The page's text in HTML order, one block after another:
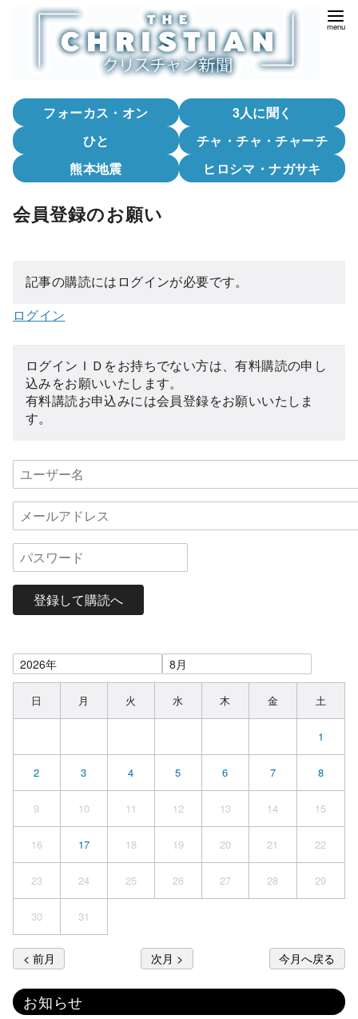
フォーカス・オン
3人に聞く
ひと
チャ・チャ・チャーチ
熊本地震
ヒロシマ・ナガサキ
会員登録のお願い
記事の購読にはログインが必要です。
ログイン
ログインＩＤをお持ちでない方は、有料購読の申し
込みをお願いいたします。
有料講読お申込みには会員登録をお願いいたしま
す。
登録して購読へ
日 月 火 水 木 金 土
1
2 3 4 5 6 7 8
9 10 11 12 13 14 15
16 17 18 19 20 21 22
23 24 25 26 27 28 29
30 31
< 前月 次月 > 今月へ戻る
お知らせ